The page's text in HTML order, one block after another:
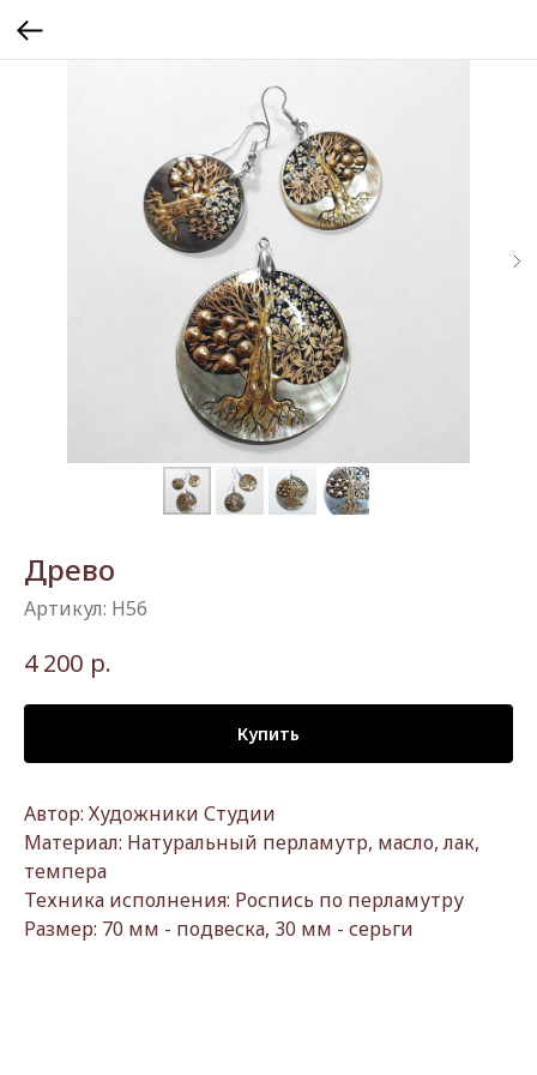
Древо
Артикул: Н56
4 200 р.
Купить
Автор: Художники Студии
Материал: Натуральный перламутр, масло, лак,
темпера
Техника исполнения: Роспись по перламутру
Размер: 70 мм - подвеска, 30 мм - серьги